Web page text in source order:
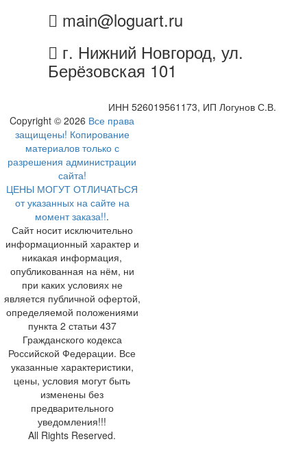
main@loguart.ru
г. Нижний Новгород, ул.
Берёзовская 101
ИНН 526019561173, ИП Логунов С.В.
Copyright © 2026 Все права
защищены! Копирование
материалов только с
разрешения администрации
сайта!
ЦЕНЫ МОГУТ ОТЛИЧАТЬСЯ
от указанных на сайте на
момент заказа!!.
Сайт носит исключительно
информационный характер и
никакая информация,
опубликованная на нём, ни
при каких условиях не
является публичной офертой,
определяемой положениями
пункта 2 статьи 437
Гражданского кодекса
Российской Федерации. Все
указанные характеристики,
цены, условия могут быть
изменены без
предварительного
уведомления!!!
All Rights Reserved.